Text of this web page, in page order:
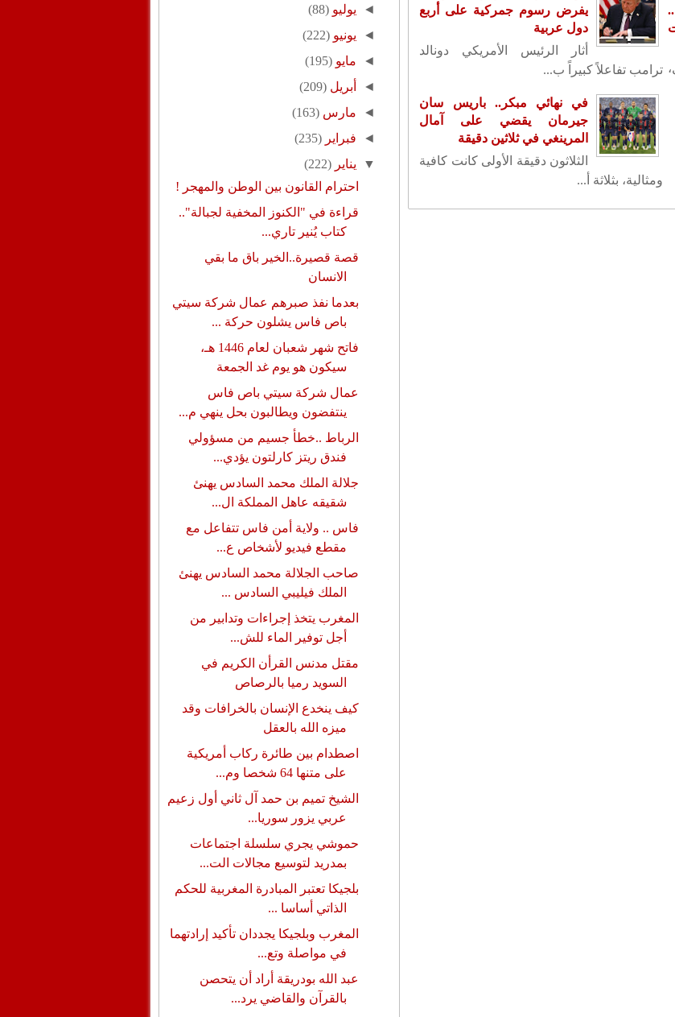
يفرض رسوم جمركية على أربع
دول عربية
أثار الرئيس الأمريكي دونالد
ترامب تفاعلاً كبيراً ب...
في نهائي مبكر.. باريس سان
جيرمان يقضي على آمال
المرينغي في ثلاثين دقيقة
الثلاثون دقيقة الأولى كانت كافية
ومثالية، بثلاثة أ...
◄ يوليو(88)
◄ يونيو(222)
◄ مايو(195)
◄
أبريل(209)
◄ مارس(163)
◄ فبراير(235)
▼ يناير(222)
احترام القانون بين الوطن والمهجر !
قراءة في "الكنوز المخفية لجبالة"..
كتاب يُنير تاري...
قصة قصيرة..الخير باق ما بقي
الانسان
بعدما نفذ صبرهم عمال شركة سيتي
باص فاس يشلون حركة ...
فاتح شهر شعبان لعام 1446 هـ،
سيكون هو يوم غد الجمعة
عمال شركة سيتي باص فاس
ينتفضون ويطالبون بحل ينهي م...
الرباط ..خطأ جسيم من مسؤولي
فندق ريتز كارلتون يؤدي...
جلالة الملك محمد السادس يهنئ
شقيقه عاهل المملكة ال...
فاس .. ولاية أمن فاس تتفاعل مع
مقطع فيديو لأشخاص ع...
صاحب الجلالة محمد السادس يهنئ
الملك فيليبي السادس ...
المغرب يتخذ إجراءات وتدابير من
أجل توفير الماء للش...
مقتل مدنس القرأن الكريم في
السويد رميا بالرصاص
كيف ينخدع الإنسان بالخرافات وقد
ميزه الله بالعقل
اصطدام بين طائرة ركاب أمريكية
على متنها 64 شخصا وم...
الشيخ تميم بن حمد آل ثاني أول زعيم
عربي يزور سوريا...
حموشي يجري سلسلة اجتماعات
بمدريد لتوسيع مجالات الت...
بلجيكا تعتبر المبادرة المغربية للحكم
الذاتي أساسا ...
المغرب وبلجيكا يجددان تأكيد إرادتهما
في مواصلة وتع...
عبد الله بودريقة أراد أن يتحصن
بالقرآن والقاضي يرد...